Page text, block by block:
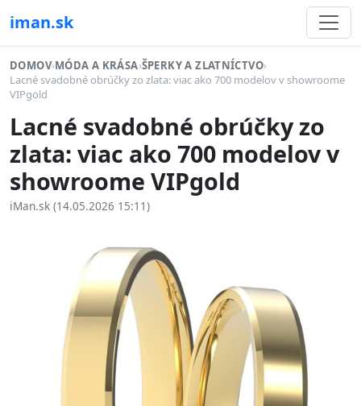
iman.sk
DOMOV›MÓDA A KRÁSA›ŠPERKY A ZLATNÍCTVO›
Lacné svadobné obrúčky zo zlata: viac ako 700 modelov v showroome
VIPgold
Lacné svadobné obrúčky zo
zlata: viac ako 700 modelov v
showroome VIPgold
iMan.sk (14.05.2026 15:11)